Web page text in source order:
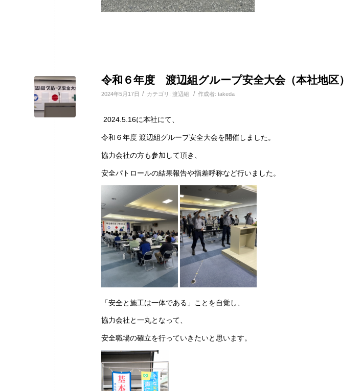
令和６年度 渡辺組グループ安全大会（本社地区）
2024年5月17日 / カテゴリ: 渡辺組 / 作成者: takeda
2024.5.16に本社にて、
令和６年度 渡辺組グループ安全大会を開催しました。
協力会社の方も参加して頂き、
安全パトロールの結果報告や指差呼称など行いました。
「安全と施工は一体である」ことを自覚し、
協力会社と一丸となって、
安全職場の確立を行っていきたいと思います。